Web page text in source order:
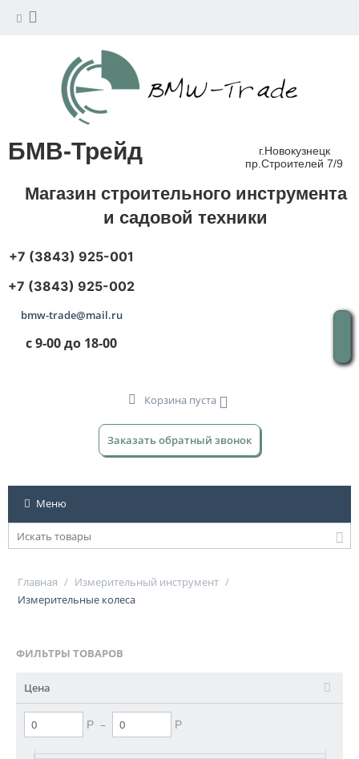
БМВ-Трейд
г.Новокузнецк
пр.Строителей 7/9
Магазин строительного инструмента
и садовой техники
+7 (3843) 925-001
+7 (3843) 925-002
bmw-trade@mail.ru
с 9-00 до 18-00
Корзина пуста
Заказать обратный звонок
Меню
Главная / Измерительный инструмент /
Измерительные колеса
ФИЛЬТРЫ ТОВАРОВ
Цена
Р – Р